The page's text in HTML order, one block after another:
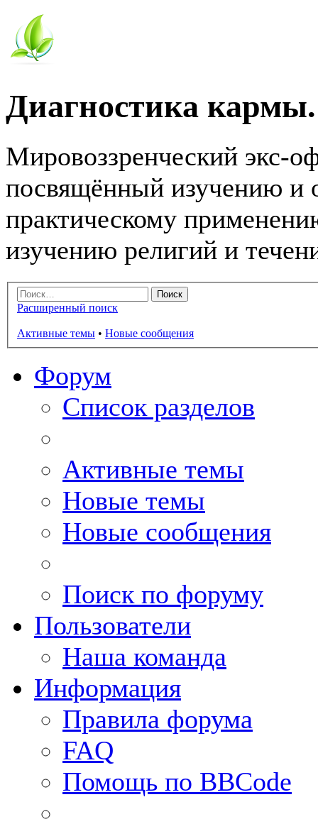
Диагностика
Мировоззренческий экс-
посвящённый изучению и
практическому
изучению религий и
Расширенный поиск
Активные темы • Новые сообщения
Форум
Список разделов
Активные темы
Новые темы
Новые сообщения
Поиск по форуму
Пользователи
Наша команда
Информация
Правила форума
FAQ
Помощь по BBCode